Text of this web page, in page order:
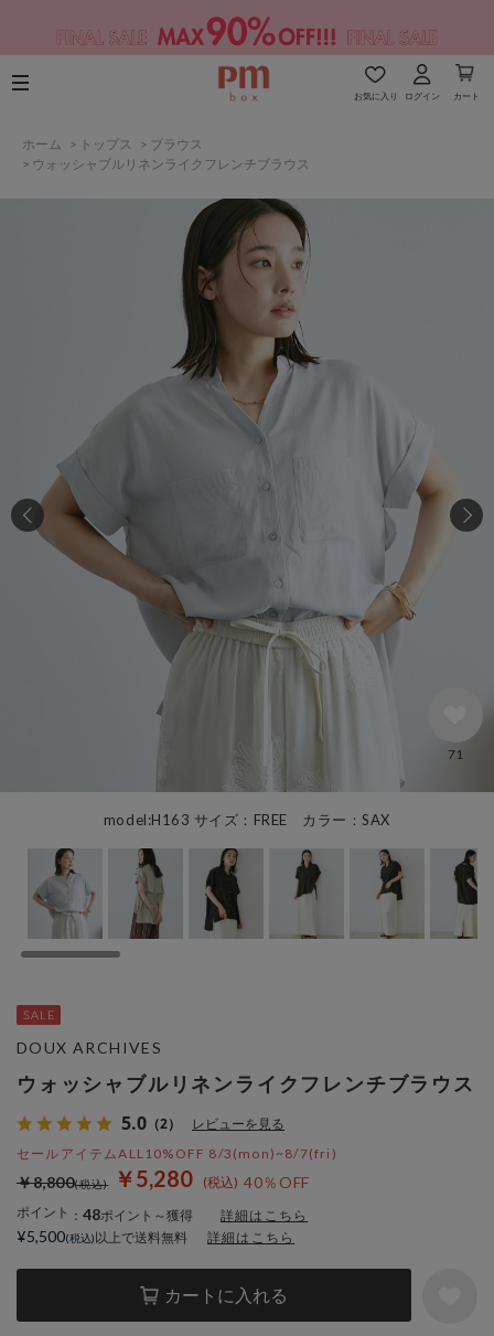
お気に入り ログイン カート
ホーム > トップス > ブラウス
> ウォッシャブルリネンライクフレンチブラウス
model:H163 サイズ：FREE カラー：SAX
71
ウォッシャブルリネンライクフレンチブラウス
5.0 （2） レビューを見る
セールアイテムALL10%OFF 8/3(mon)~8/7(fri)
￥5,280 40％OFF
￥8,800
ポイント ： 48ポイント～獲得 詳細はこちら
カートに入れる
DOUX ARCHIVES
¥5,500 以上で送料無料 詳細はこちら